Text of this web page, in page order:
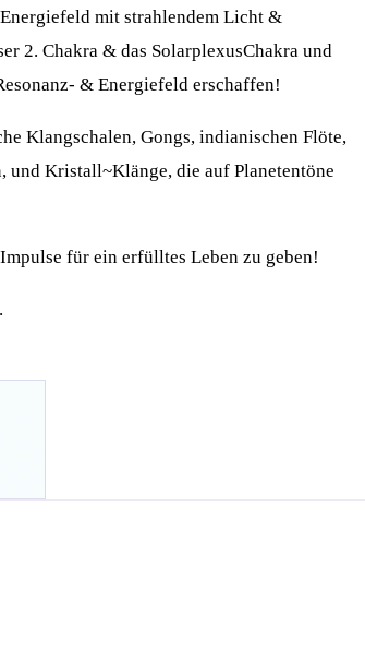
mit strahlendem Licht &
2. Chakra & das SolarplexusChakra und
& Energiefeld erschaffen!
Klangschalen, Gongs, indianischen Flöte,
und Kristall~Klänge, die auf Planetentöne
für ein erfülltes Leben zu geben!